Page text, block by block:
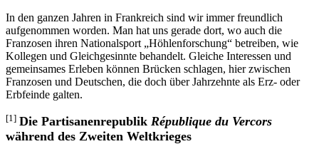
In den ganzen Jahren in Frankreich sind wir immer freundlich
aufgenommen worden. Man hat uns gerade dort, wo auch die
Franzosen ihren Nationalsport
Höhlenforschung
betreiben, wie
Kollegen und Gleichgesinnte behandelt. Gleiche Interessen und
gemeinsames Erleben können Brücken schlagen, hier zwischen
Franzosen und Deutschen, die doch über Jahrzehnte als Erz- oder
Erbfeinde galten.
[1] Die Partisanenrepublik République du Vercors
während des Zweiten Weltkrieges